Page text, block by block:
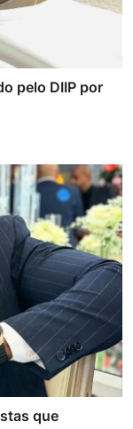
pelo DIIP por
que